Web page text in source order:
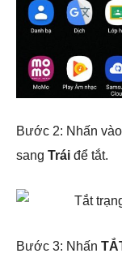
Bước 2: Nhấn vào
sang Trái để tắt.
Bước 3: Nhấn